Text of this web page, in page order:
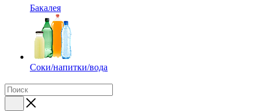
Бакалея
Соки/напитки/вода